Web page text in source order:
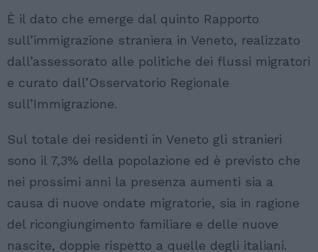
È il dato che emerge dal quinto Rapporto
sull’immigrazione straniera in Veneto, realizzato
dall’assessorato alle politiche dei flussi migratori
e curato dall’Osservatorio Regionale
sull’Immigrazione.
Sul totale dei residenti in Veneto gli stranieri
sono il 7,3% della popolazione ed è previsto che
nei prossimi anni la presenza aumenti sia a
causa di nuove ondate migratorie, sia in ragione
del ricongiungimento familiare e delle nuove
nascite, doppie rispetto a quelle degli italiani.